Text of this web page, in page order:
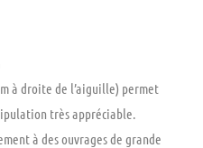
à droite de l’aiguille) permet
très appréciable.
à des ouvrages de grande